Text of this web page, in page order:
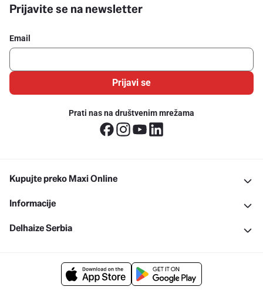
Prijavite se na newsletter
Email
Prijavi se
Prati nas na društvenim mrežama
Kupujte preko Maxi Online
Informacije
Delhaize Serbia